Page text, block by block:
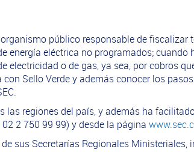
público responsable de
energía eléctrica no programados;
o de gas, ya sea, por cobros
Sello Verde y además conocer los
regiones del país, y además ha
2 750 99 99) y desde la página
sus Secretarías Regionales